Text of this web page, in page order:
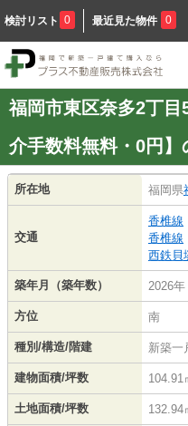
検討リスト 0 最近見た物件 0
福岡市東区奈多2丁
介手数料無料・0円
所在地 福岡県
交通
香椎線
香椎線
西鉄貝
築年月（築年数） 2026年
方位 南
種別/構造/階建 新築一
建物面積/坪数 104.91
土地面積/坪数 132.94